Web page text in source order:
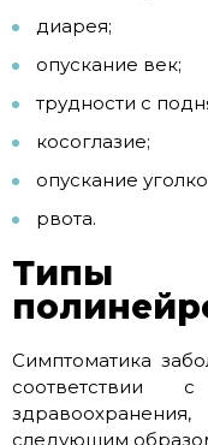
диарея;
опускание век;
трудности с
косоглазие;
опускание
рвота.
Типы
Симптоматика
соответствии
следующим